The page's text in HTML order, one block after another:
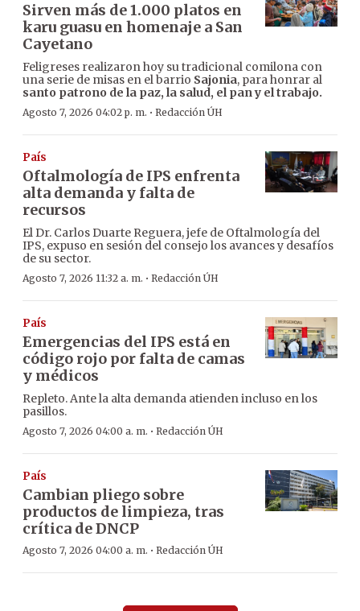
Sirven más de 1.000 platos en
karu guasu en homenaje a San
Cayetano
Feligreses realizaron hoy su tradicional comilona con
una serie de misas en el barrio Sajonia, para honrar al
santo patrono de la paz, la salud, el pan y el trabajo.
Agosto 7, 2026 04:02 p. m. · Redacción ÚH
País
Oftalmología de IPS enfrenta
alta demanda y falta de
recursos
El Dr. Carlos Duarte Reguera, jefe de Oftalmología del
IPS, expuso en sesión del consejo los avances y desafíos
de su sector.
Agosto 7, 2026 11:32 a. m. · Redacción ÚH
País
Emergencias del IPS está en
código rojo por falta de camas
y médicos
Repleto. Ante la alta demanda atienden incluso en los
pasillos.
Agosto 7, 2026 04:00 a. m. · Redacción ÚH
País
Cambian pliego sobre
productos de limpieza, tras
crítica de DNCP
Agosto 7, 2026 04:00 a. m. · Redacción ÚH